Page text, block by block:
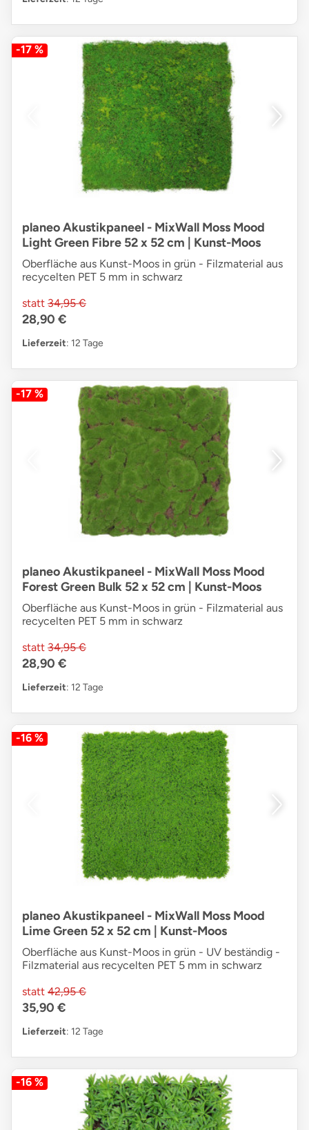
-17 %
planeo Akustikpaneel - MixWall Moss Mood
Light Green Fibre 52 x 52 cm | Kunst-Moos
Oberfläche aus Kunst-Moos in grün - Filzmaterial aus
recycelten PET 5 mm in schwarz
statt 34,95 €
28,90 €
Lieferzeit: 12 Tage
-17 %
planeo Akustikpaneel - MixWall Moss Mood
Forest Green Bulk 52 x 52 cm | Kunst-Moos
Oberfläche aus Kunst-Moos in grün - Filzmaterial aus
recycelten PET 5 mm in schwarz
statt 34,95 €
28,90 €
Lieferzeit: 12 Tage
-16 %
planeo Akustikpaneel - MixWall Moss Mood
Lime Green 52 x 52 cm | Kunst-Moos
Oberfläche aus Kunst-Moos in grün - UV beständig -
Filzmaterial aus recycelten PET 5 mm in schwarz
statt 42,95 €
35,90 €
Lieferzeit: 12 Tage
-16 %